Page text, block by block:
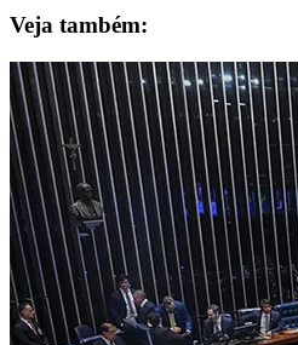
Veja também: